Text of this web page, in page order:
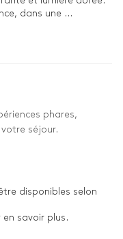
dans une
ralentir et se
dîner joyeux,
d’été.
phares,
séjour.
disponibles selon
en savoir plus.